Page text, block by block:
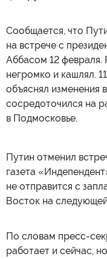
Сообщается, что
на встрече с
Аббасом 12 февраля.
негромко и кашлял.
объяснял изменения
сосредоточился на
в Подмосковье.
Путин отменил
газета
не отправится с
Восток на
По словам пресс-
работает и сейчас,